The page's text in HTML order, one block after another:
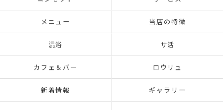
メニュー 当店の特徴
混浴 サ活
カフェ＆バー ロウリュ
新着情報 ギャラリー